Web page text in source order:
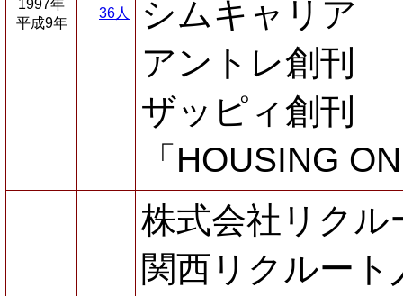
1997年
平成9年
36人
シムキャリア
アントレ創刊
ザッピィ創刊
「HOUSING
株式会社リクル
関西リクルー